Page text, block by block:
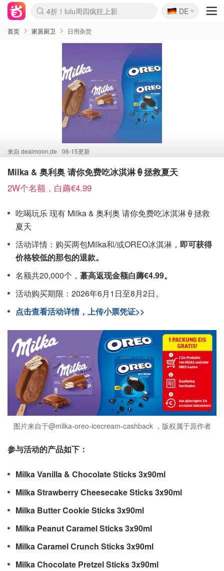
Boticinal 夏促开抢！
4折！lulu周四疯狂上新
还没结束！&OtherStories大促
Joybuy变相75折 随时失效
速领！Stanley独家85折
疑似霸哥！Camper额外叠85折
Zalando 奥莱闪促！每日更新
Moncler反季囤！5折起+叠9折
Coach Brooklyn仅€192
🇩🇪
DE
首页 家居厨卫 日用杂货
来自 dealmoon.de 06-15更新
Milka & 奥利奥 请你免费吃冰淇淋🍦拯救夏天
2W个名额，白薅€4.99
吃喝玩乐 现有 Milka & 奥利奥 请你免费吃冰淇淋🍦拯救
夏天
活动详情：购买两包Milka和/或OREO冰淇淋， 即可获得
价格较低的那包的退款。
名额共20,000个， 蕞高返现金额白薅€4.99。
活动购买期限：2026年6月1日至8月2日。
点击查看活动详情，上传小票凭证>>
图片来自于@milka-oreo-icecream-cashback ，版权属于原作者
参与活动的产品如下：
Milka Vanilla & Chocolate Sticks 3x90ml
Milka Strawberry Cheesecake Sticks 3x90ml
Milka Butter Cookie Sticks 3x90ml
Milka Peanut Caramel Sticks 3x90ml
Milka Caramel Crunch Sticks 3x90ml
Milka Chocolate Pretzel Sticks 3x90ml